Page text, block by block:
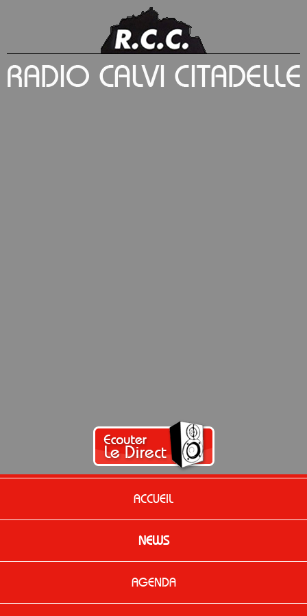
ACCUEIL
NEWS
AGENDA